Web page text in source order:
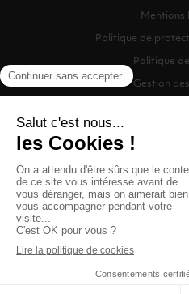
Mentions
Politique de
Politique
Gestion
©2026 Munhowen Drinx